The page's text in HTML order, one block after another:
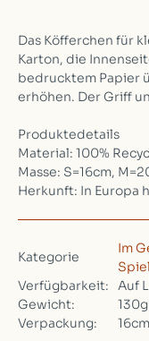
Das Köfferchen für
Karton, die
bedrucktem Papier
erhöhen. Der Griff
Produktedetails
Material: 100%
Masse: S=16cm,
Herkunft: In Europa
Kategorie
Im
Verfügbarkeit:
Auf
Gewicht:
130g
Verpackung: